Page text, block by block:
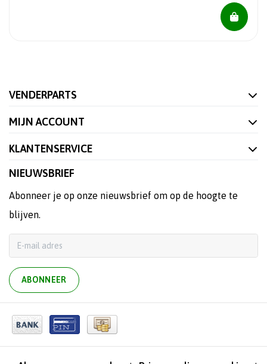
VENDERPARTS
MIJN ACCOUNT
KLANTENSERVICE
NIEUWSBRIEF
Abonneer je op onze nieuwsbrief om op de hoogte te
blijven.
ABONNEER